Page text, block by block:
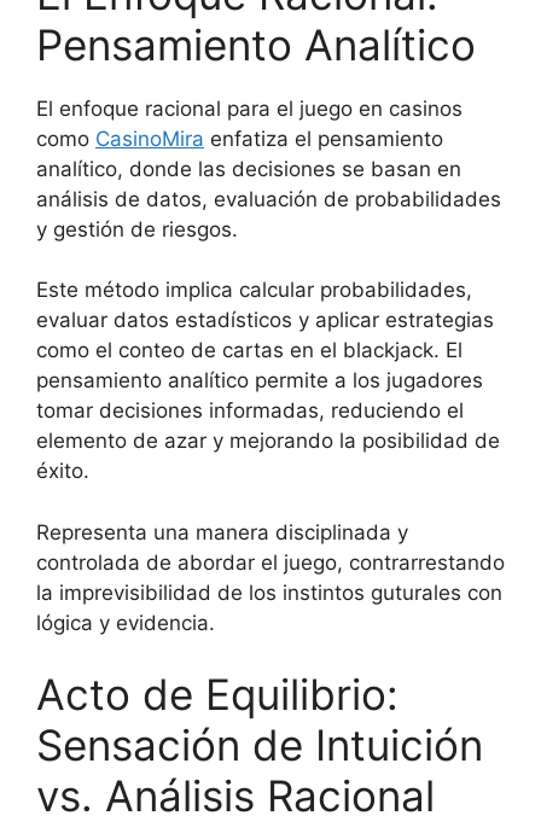
Pensamiento Analítico
El enfoque racional para el juego en casinos
como CasinoMira enfatiza el pensamiento
analítico, donde las decisiones se basan en
análisis de datos, evaluación de probabilidades
y gestión de riesgos.
Este método implica calcular probabilidades,
evaluar datos estadísticos y aplicar estrategias
como el conteo de cartas en el blackjack. El
pensamiento analítico permite a los jugadores
tomar decisiones informadas, reduciendo el
elemento de azar y mejorando la posibilidad de
éxito.
Representa una manera disciplinada y
controlada de abordar el juego, contrarrestando
la imprevisibilidad de los instintos guturales con
lógica y evidencia.
Acto de Equilibrio:
Sensación de Intuición
vs. Análisis Racional